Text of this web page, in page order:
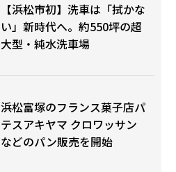
【浜松市初】洗車は「拭かな
い」新時代へ。約550坪の超
大型・純水洗車場
浜松富塚のフランス菓子店パ
テスアキヤマ クロワッサン
などのパン販売を開始